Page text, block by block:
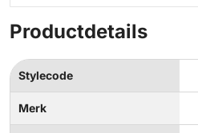
Productdetails
Stylecode
Merk